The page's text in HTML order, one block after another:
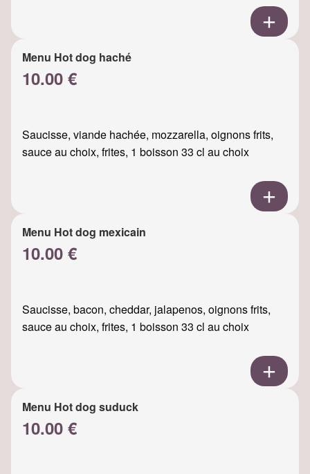
Menu Hot dog haché
10.00 €
Saucisse, viande hachée, mozzarella, oignons frits,
sauce au choix, frites, 1 boisson 33 cl au choix
Menu Hot dog mexicain
10.00 €
Saucisse, bacon, cheddar, jalapenos, oignons frits,
sauce au choix, frites, 1 boisson 33 cl au choix
Menu Hot dog suduck
10.00 €